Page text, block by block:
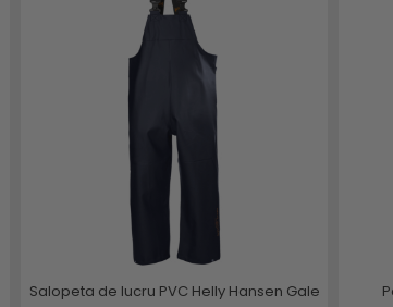
Salopeta de lucru PVC Helly Hansen Gale